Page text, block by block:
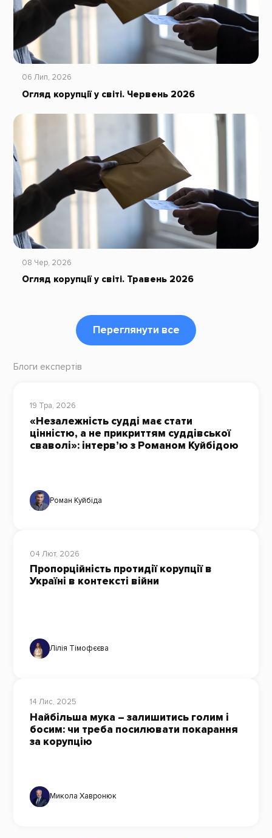
06 Лип, 2026
Огляд корупції у світі. Червень 2026
08 Чер, 2026
Огляд корупції у світі. Травень 2026
Переглянути все
Блоги експертів
19 Тра, 2026
«Незалежність судді має стати
цінністю, а не прикриттям суддівської
сваволі»: інтерв’ю з Романом Куйбідою
Роман Куйбіда
04 Лют, 2026
Пропорційність протидії корупції в
Україні в контексті війни
Лілія Тімофєєва
14 Лис, 2025
Найбільша мука – залишитись голим і
босим: чи треба посилювати покарання
за корупцію
Микола Хавронюк